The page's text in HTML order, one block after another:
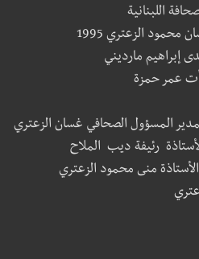
اللبنانية
الزعتري 1995
إبراهيم مارديني
عمر حمزة
المسؤول الصحافي غسان الزعتري
رئيفة ديب الملاح
منى محمود الزعتري